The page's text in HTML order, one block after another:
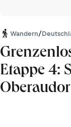
Wandern/
Etappe 4: